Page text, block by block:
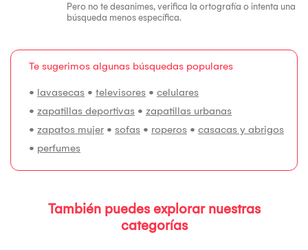
Pero no te desanimes, verifica la ortografía o intenta una
búsqueda menos específica.
Te sugerimos algunas búsquedas populares
• lavasecas • televisores • celulares
• zapatillas deportivas • zapatillas urbanas
• zapatos mujer • sofas • roperos • casacas y abrigos
• perfumes
También puedes explorar nuestras
categorías